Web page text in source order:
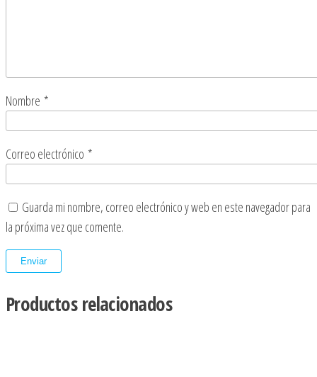
Nombre *
Correo electrónico *
Guarda mi nombre, correo electrónico y web en este navegador para
la próxima vez que comente.
Productos relacionados